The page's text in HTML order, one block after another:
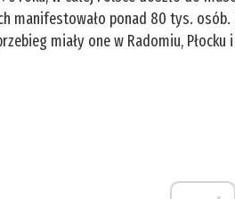
manifestowało ponad 80 tys.
miały one w Radomiu, Płocku